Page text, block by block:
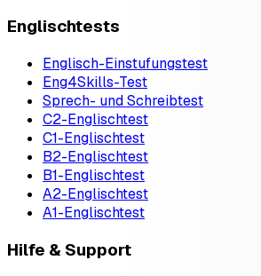
Englischtests
Englisch-Einstufungstest
Eng4Skills-Test
Sprech- und Schreibtest
C2-Englischtest
C1-Englischtest
B2-Englischtest
B1-Englischtest
A2-Englischtest
A1-Englischtest
Hilfe & Support